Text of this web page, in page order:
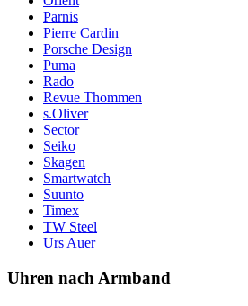
Parnis
Pierre Cardin
Porsche Design
Puma
Rado
Revue Thommen
s.Oliver
Sector
Seiko
Skagen
Smartwatch
Suunto
Timex
TW Steel
Urs Auer
Uhren nach Armband